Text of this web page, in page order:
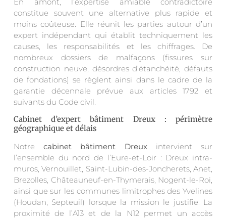
constitue souvent une alternative plus rapide et
moins coûteuse. Elle réunit les parties autour d’un
expert indépendant qui établit techniquement les
causes, les responsabilités et les chiffrages. De
nombreux dossiers de malfaçons (fissures sur
construction neuve, désordres d’étanchéité, défauts
de fondations) se règlent ainsi dans le cadre de la
garantie décennale prévue aux articles 1792 et
suivants du Code civil.
Cabinet d’expert bâtiment Dreux : périmètre
géographique et délais
Notrecabinet bâtiment Dreuxintervient sur
l’ensemble du nord de l’Eure-et-Loir : Dreux intra-
muros, Vernouillet, Saint-Lubin-des-Joncherets, Anet,
Brezolles, Châteauneuf-en-Thymerais, Nogent-le-Roi,
ainsi que sur les communes limitrophes des Yvelines
(Houdan, Septeuil) lorsque la mission le justifie. La
proximité de l’A13 et de la N12 permet un accès